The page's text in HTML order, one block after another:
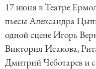
17 июня в Театре
пьесы Александра
одной сцене Игорь
Виктория Исакова,
Дмитрий Чеботарев и